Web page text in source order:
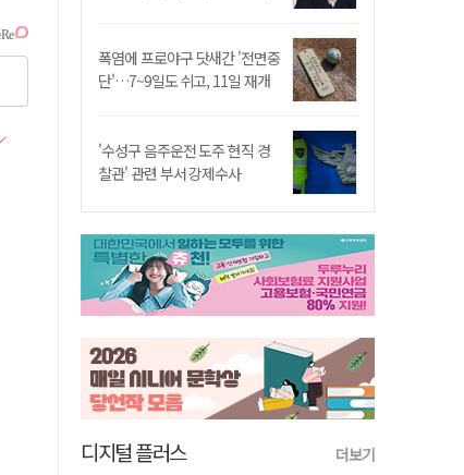
폭염에 프로야구 닷새간 '전면중
단'…7~9일도 쉬고, 11일 재개
'수성구 음주운전 도주 현직 경
찰관' 관련 부서 강제수사
디지털 플러스 더보기